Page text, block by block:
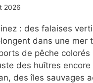
2026
: des falaises
dans une mer
de pêche colorés
des huîtres encore
des îles sauvages